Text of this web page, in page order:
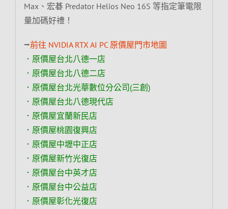
Max、宏碁 Predator Helios Neo 16S 等指定筆電限
量加碼好禮！
⭢前往 NVIDIA RTX AI PC 原價屋門市地圖
．原價屋台北八德一店
．原價屋台北八德二店
．原價屋台北光華數位分公司(三創)
．原價屋台北八德現代店
．原價屋宜蘭新民店
．原價屋桃園復興店
．原價屋中壢中正店
．原價屋新竹光復店
．原價屋台中英才店
．原價屋台中公益店
．原價屋彰化光復店